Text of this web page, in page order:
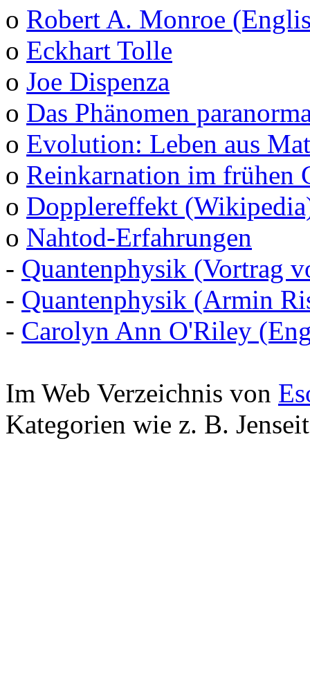
o Robert A. Monroe
o Eckhart Tolle
o Joe Dispenza
o Das Phänomen
o Evolution: Leben aus
o Reinkarnation im frühen
o Dopplereffekt
o Nahtod-Erfahrungen
- Quantenphysik (Vortrag
- Quantenphysik (Armin
- Carolyn Ann O'Riley
Im Web Verzeichnis von
Kategorien wie z. B.